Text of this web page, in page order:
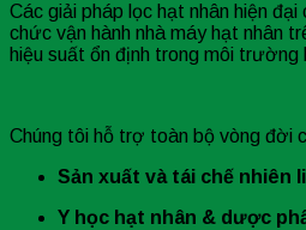
Các giải pháp lọc hạt nhân hiện
chức vận hành nhà máy hạt nhân
hiệu suất ổn định trong môi
Chúng tôi hỗ trợ toàn bộ vòng đời
Sản xuất và tái chế nhiên
Y học hạt nhân & dược